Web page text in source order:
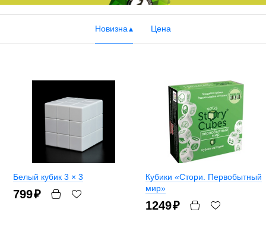
Новизна Цена
Белый кубик 3 × 3
799₽
Кубики «Стори. Первобытный
мир»
1249₽